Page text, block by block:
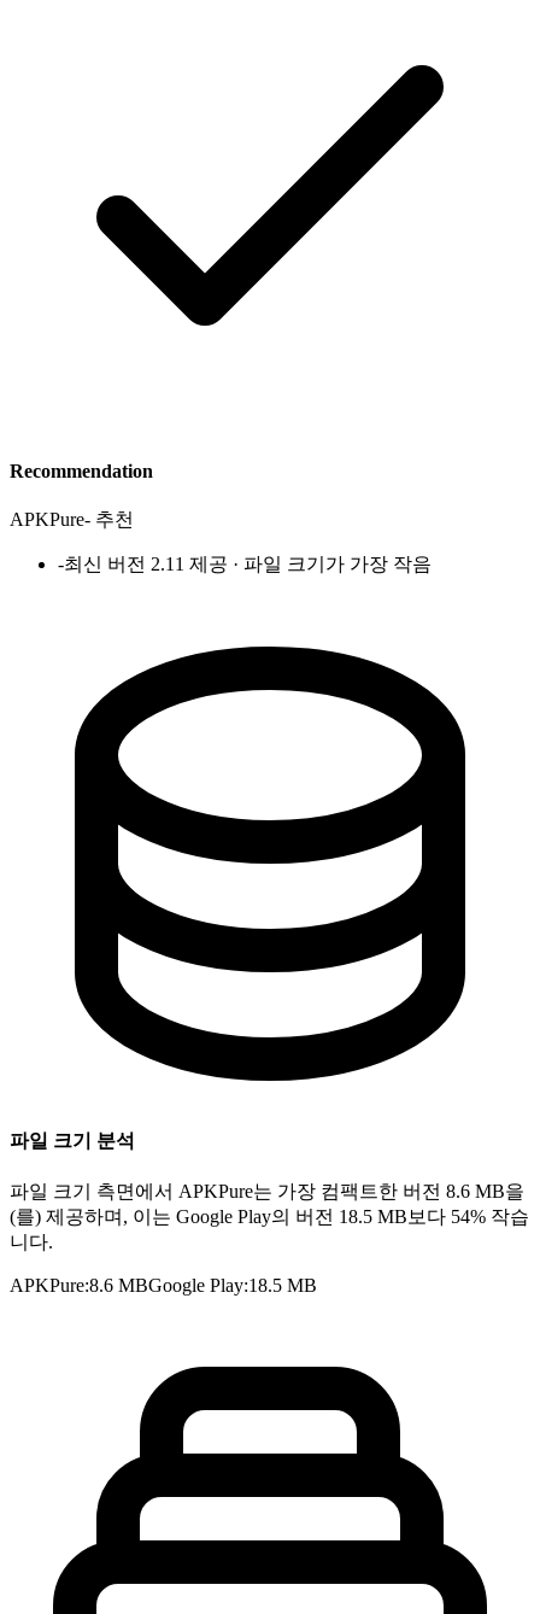
Recommendation
APKPure- 추천
-최신 버전 2.11 제공 · 파일 크기가 가장 작음
파일 크기 분석
파일 크기 측면에서 APKPure는 가장 컴팩트한 버전 8.6 MB을
(를) 제공하며, 이는 Google Play의 버전 18.5 MB보다 54% 작습
니다.
APKPure:8.6 MBGoogle Play:18.5 MB